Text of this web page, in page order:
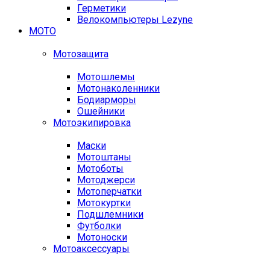
Герметики
Велокомпьютеры Lezyne
МОТО
Мотозащита
Мотошлемы
Мотонаколенники
Бодиарморы
Ошейники
Мотоэкипировка
Маски
Мотоштаны
Мотоботы
Мотоджерси
Мотоперчатки
Мотокуртки
Подшлемники
Футболки
Мотоноски
Мотоаксессуары